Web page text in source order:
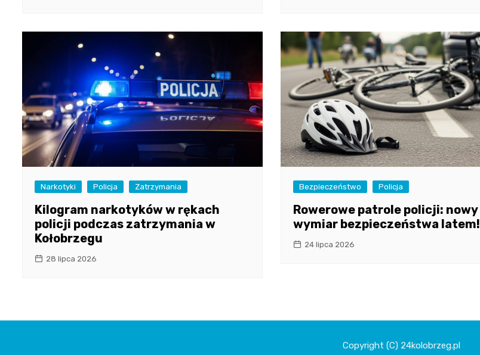
Narkotyki Policja Zatrzymania
Kilogram narkotyków w rękach
policji podczas zatrzymania w
Kołobrzegu
28 lipca 2026
Bezpieczeństwo Policja
Rowerowe patrole policji: nowy
wymiar bezpieczeństwa latem!
24 lipca 2026
Copyright (C) 24kolobrzeg.pl